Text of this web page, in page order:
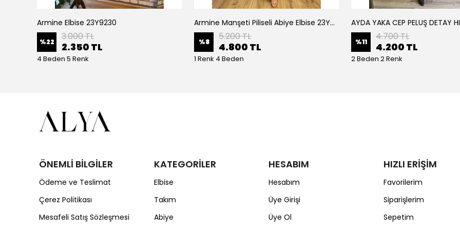
Armine Elbise 23Y9230
%22 3.000 TL
2.350 TL
4 Beden 5 Renk
Armine Manşeti Piliseli Abiye Elbise 23Y9617
%8 5.200 TL
4.800 TL
1 Renk 4 Beden
AYDA YAKA CEP PELUŞ DETAY
%11 4.700 TL
4.200 TL
2 Beden 2 Renk
ÖNEMLİ BİLGİLER
Ödeme ve Teslimat
Çerez Politikası
Mesafeli Satış Sözleşmesi
KATEGORİLER
Elbise
Takım
Abiye
HESABIM
Hesabım
Üye Girişi
Üye Ol
HIZLI ERİŞİM
Favorilerim
Siparişlerim
Sepetim